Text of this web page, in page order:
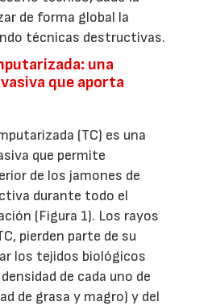
de forma global la
técnicas destructivas.
una
que aporta
(TC) es una
que permite
de los jamones de
durante todo el
(Figura 1). Los rayos
pierden parte de su
los tejidos biológicos
de cada uno de
de grasa y magro) y del